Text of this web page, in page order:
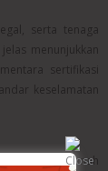
serta tenaga
menunjukkan
sertifikasi
keselamatan
Selain tanah